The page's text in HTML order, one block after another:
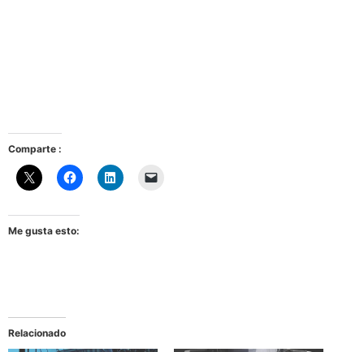
Comparte :
Me gusta esto:
Relacionado